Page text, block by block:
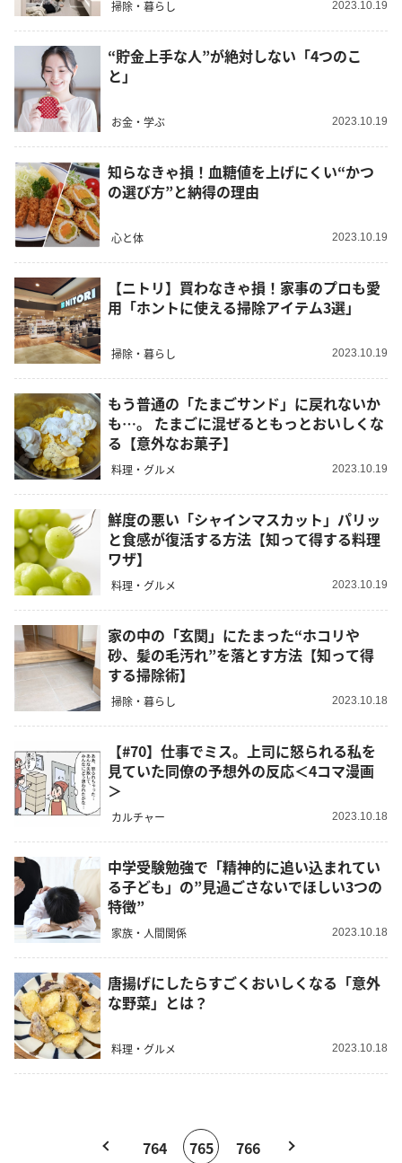
掃除・暮らし 2023.10.19
“貯金上手な人”が絶対しない「4つのこ
と」
お金・学ぶ 2023.10.19
知らなきゃ損！血糖値を上げにくい“かつ
の選び方”と納得の理由
心と体 2023.10.19
【ニトリ】買わなきゃ損！家事のプロも愛
用「ホントに使える掃除アイテム3選」
掃除・暮らし 2023.10.19
もう普通の「たまごサンド」に戻れないか
も…。 たまごに混ぜるともっとおいしくな
る【意外なお菓子】
料理・グルメ 2023.10.19
鮮度の悪い「シャインマスカット」パリッ
と食感が復活する方法【知って得する料理
ワザ】
料理・グルメ 2023.10.19
家の中の「玄関」にたまった“ホコリや
砂、髪の毛汚れ”を落とす方法【知って得
する掃除術】
掃除・暮らし 2023.10.18
【#70】仕事でミス。上司に怒られる私を
見ていた同僚の予想外の反応＜4コマ漫画
＞
カルチャー 2023.10.18
中学受験勉強で「精神的に追い込まれてい
る子ども」の”見過ごさないでほしい3つの
特徴”
家族・人間関係 2023.10.18
唐揚げにしたらすごくおいしくなる「意外
な野菜」とは？
料理・グルメ 2023.10.18
764 765 766